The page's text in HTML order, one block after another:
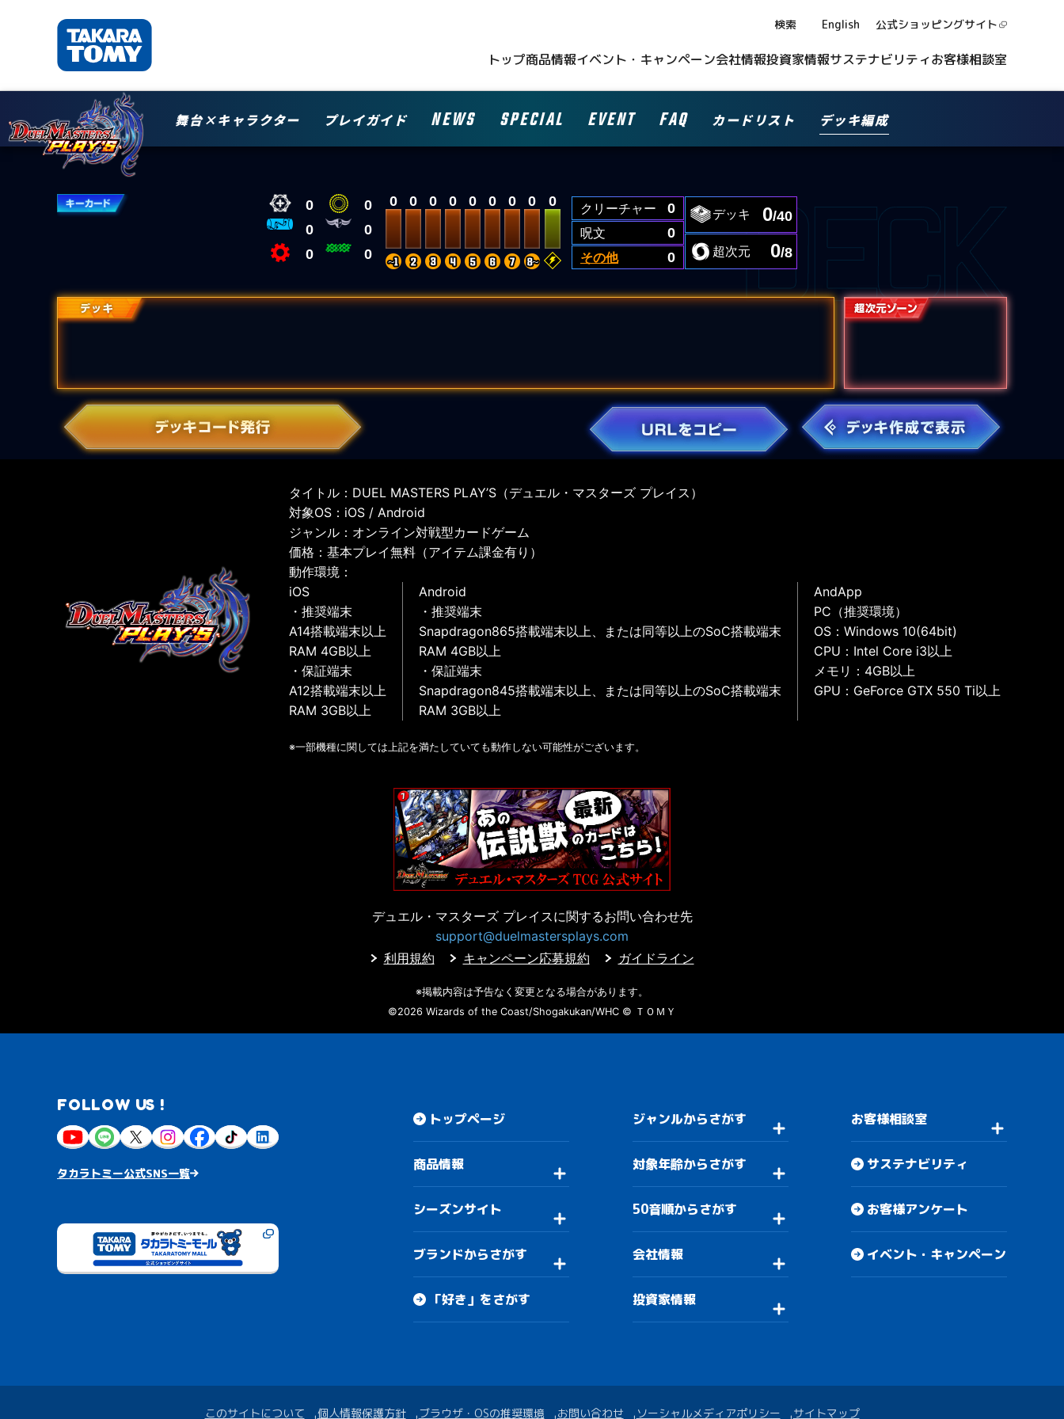
検索 English 公式ショッピングサイト
トップ商品情報イベント・キャンペーン会社情報投資家情報サステナビリティお客様相談室
舞台×キャラクター プレイガイド NEWS SPECIAL EVENT FAQ カードリスト デッキ編成
0
0
0
0
0
0
0 0 0 0 0 0 0 0 0 クリーチャー
0
呪文
0
その他
0
デッキ 0/40
超次元 0/8
タイトル：DUEL MASTERS PLAY’S（デュエル・マスターズ プレイス）
対象OS：iOS / Android
ジャンル：オンライン対戦型カードゲーム
価格：基本プレイ無料（アイテム課金有り）
動作環境：
iOS
・推奨端末
A14搭載端末以上
RAM 4GB以上
・保証端末
A12搭載端末以上
RAM 3GB以上
Android
・推奨端末
Snapdragon865搭載端末以上、または同等以上のSoC搭載端末
RAM 4GB以上
・保証端末
Snapdragon845搭載端末以上、または同等以上のSoC搭載端末
RAM 3GB以上
AndApp
PC（推奨環境）
OS：Windows 10(64bit)
CPU：Intel Core i3以上
メモリ：4GB以上
GPU：GeForce GTX 550 Ti以上
※一部機種に関しては上記を満たしていても動作しない可能性がございます。
デュエル・マスターズ プレイスに関するお問い合わせ先
support@duelmastersplays.com
利用規約
キャンペーン応募規約 ガイドライン
※掲載内容は予告なく変更となる場合があります。
©2026 Wizards of the Coast/Shogakukan/WHC © ＴＯＭＹ
FOLLOW US !
タカラトミー公式SNS一覧
トップページ
商品情報
シーズンサイト
ブランドからさがす
「好き」をさがす
ジャンルからさがす
対象年齢からさがす
50音順からさがす
会社情報
投資家情報
お客様相談室
サステナビリティ
お客様アンケート
イベント・キャンペーン
このサイトについて 個人情報保護方針 ブラウザ・OSの推奨環境 お問い合わせ ソーシャルメディアポリシー サイトマップ